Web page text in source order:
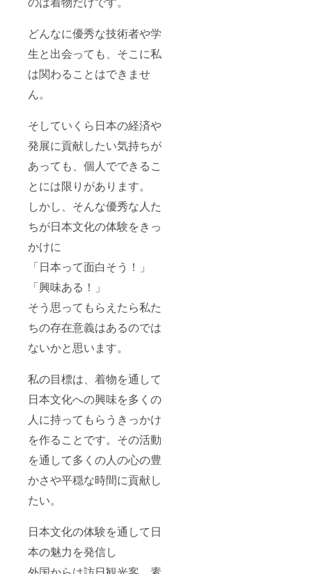
どんなに優秀な技術者や学
生と出会っても、そこに私
は関わることはできませ
ん。
そしていくら日本の経済や
発展に貢献したい気持ちが
あっても、個人でできるこ
とには限りがあります。
しかし、そんな優秀な人た
ちが日本文化の体験をきっ
かけに
「日本って面白そう！」
「興味ある！」
そう思ってもらえたら私た
ちの存在意義はあるのでは
ないかと思います。
私の目標は、着物を通して
日本文化への興味を多くの
人に持ってもらうきっかけ
を作ることです。その活動
を通して多くの人の心の豊
かさや平穏な時間に貢献し
たい。
日本文化の体験を通して日
本の魅力を発信し